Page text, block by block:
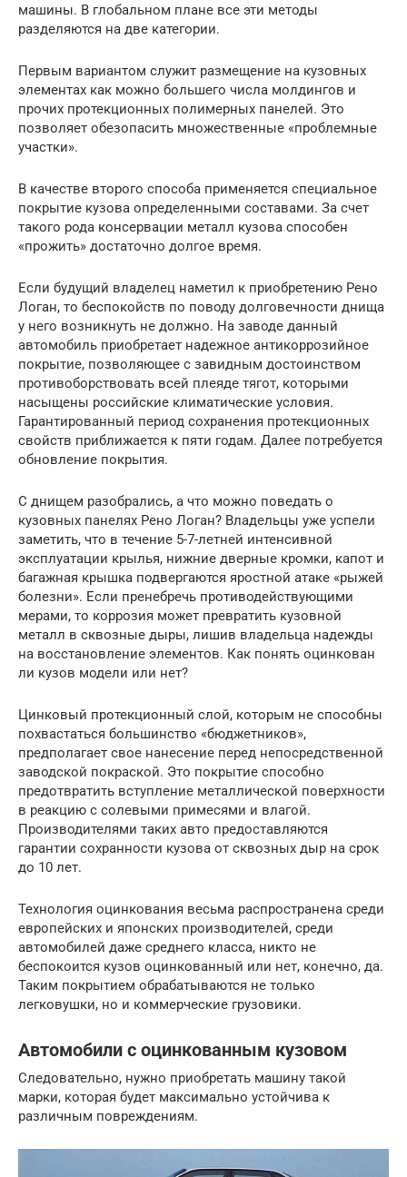
машины. В глобальном плане все эти методы
разделяются на две категории.
Первым вариантом служит размещение на кузовных
элементах как можно большего числа молдингов и
прочих протекционных полимерных панелей. Это
позволяет обезопасить множественные «проблемные
участки».
В качестве второго способа применяется специальное
покрытие кузова определенными составами. За счет
такого рода консервации металл кузова способен
«прожить» достаточно долгое время.
Если будущий владелец наметил к приобретению Рено
Логан, то беспокойств по поводу долговечности днища
у него возникнуть не должно. На заводе данный
автомобиль приобретает надежное антикоррозийное
покрытие, позволяющее с завидным достоинством
противоборствовать всей плеяде тягот, которыми
насыщены российские климатические условия.
Гарантированный период сохранения протекционных
свойств приближается к пяти годам. Далее потребуется
обновление покрытия.
С днищем разобрались, а что можно поведать о
кузовных панелях Рено Логан? Владельцы уже успели
заметить, что в течение 5-7-летней интенсивной
эксплуатации крылья, нижние дверные кромки, капот и
багажная крышка подвергаются яростной атаке «рыжей
болезни». Если пренебречь противодействующими
мерами, то коррозия может превратить кузовной
металл в сквозные дыры, лишив владельца надежды
на восстановление элементов. Как понять оцинкован
ли кузов модели или нет?
Цинковый протекционный слой, которым не способны
похвастаться большинство «бюджетников»,
предполагает свое нанесение перед непосредственной
заводской покраской. Это покрытие способно
предотвратить вступление металлической поверхности
в реакцию с солевыми примесями и влагой.
Производителями таких авто предоставляются
гарантии сохранности кузова от сквозных дыр на срок
до 10 лет.
Технология оцинкования весьма распространена среди
европейских и японских производителей, среди
автомобилей даже среднего класса, никто не
беспокоится кузов оцинкованный или нет, конечно, да.
Таким покрытием обрабатываются не только
легковушки, но и коммерческие грузовики.
Автомобили с оцинкованным кузовом
Следовательно, нужно приобретать машину такой
марки, которая будет максимально устойчива к
различным повреждениям.